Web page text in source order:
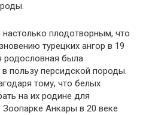
плодотворным, что
турецких ангор в 19
родословная была
пользу персидской породы.
тому, что белых
на их родине для
Анкары в 20 веке